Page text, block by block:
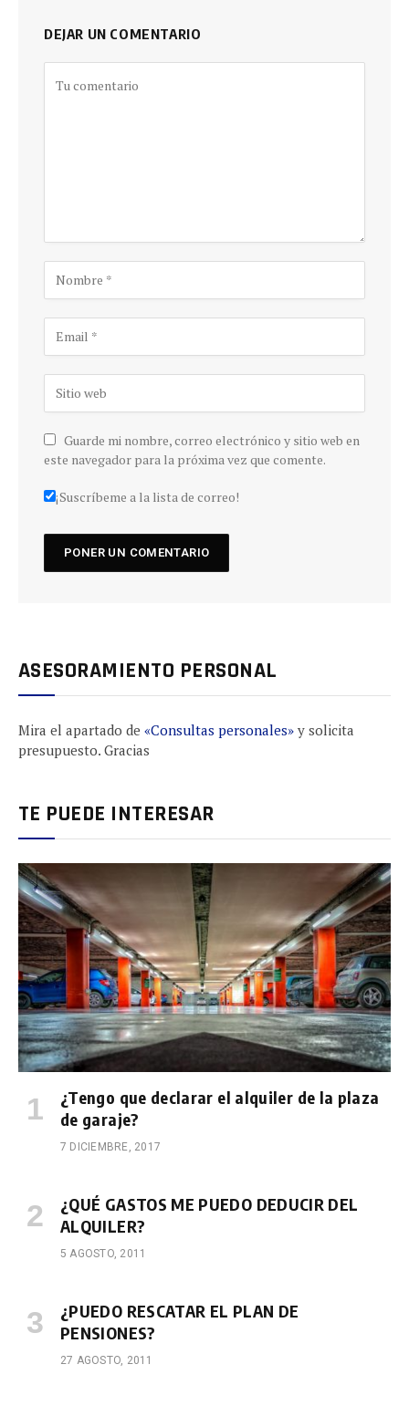
DEJAR UN COMENTARIO
Guarde mi nombre, correo electrónico y sitio web en
este navegador para la próxima vez que comente.
¡Suscríbeme a la lista de correo!
ASESORAMIENTO PERSONAL
Mira el apartado de «Consultas personales» y solicita
presupuesto. Gracias
TE PUEDE INTERESAR
¿Tengo que declarar el alquiler de la plaza
de garaje?
7 DICIEMBRE, 2017
¿QUÉ GASTOS ME PUEDO DEDUCIR DEL
ALQUILER?
5 AGOSTO, 2011
¿PUEDO RESCATAR EL PLAN DE
PENSIONES?
27 AGOSTO, 2011